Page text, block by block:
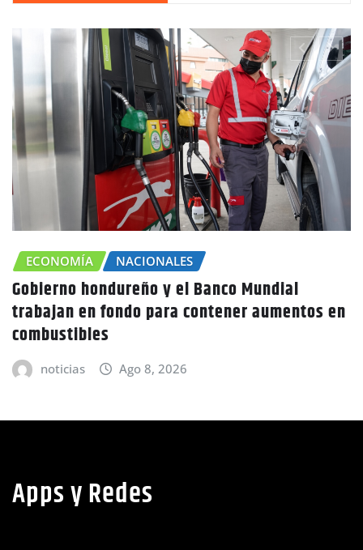
CHOLUTECA ZONA SUR
Canícula agravaría la sequía en Honduras
advierte Copeco
noticias Ago 8, 2026
Apps y Redes